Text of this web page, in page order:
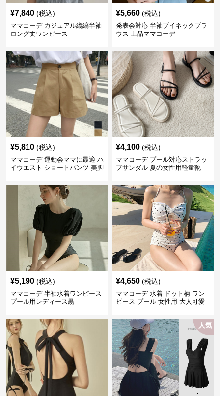
¥7,840 (税込)
ママコーデ カジュアル縦縞半袖
ロング丈ワンピース
¥5,660 (税込)
発表会対応 半袖ブイネックブラ
ウス 上品ママコーデ
¥5,810 (税込)
ママコーデ 運動会ママに最適 ハ
イウエスト ショートパンツ 美脚
¥4,100 (税込)
ママコーデ プール対応ストラッ
プサンダル 夏の女性用軽量靴
¥5,190 (税込)
ママコーデ 半袖水着ワンピース
プール用レディース黒
¥4,650 (税込)
ママコーデ 水着 ドット柄 ワン
ピース プール 女性用 大人可愛
人気